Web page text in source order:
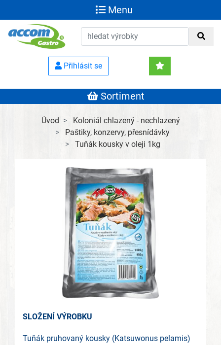
Menu
Přihlásit se
Sortiment
Úvod
Koloniál chlazený - nechlazený
Paštiky, konzervy, přesnídávky
Tuňák kousky v oleji 1kg
SLOŽENÍ VÝROBKU
Tuňák pruhovaný kousky (Katsuwonus pelamis)